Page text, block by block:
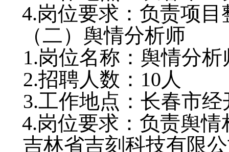
4.岗位要求：负责项
（二）舆情分析师
1.岗位名称：舆情分析
2.招聘人数：10人
3.工作地点：长春市
4.岗位要求：负责舆情
吉林省吉刻科技有限